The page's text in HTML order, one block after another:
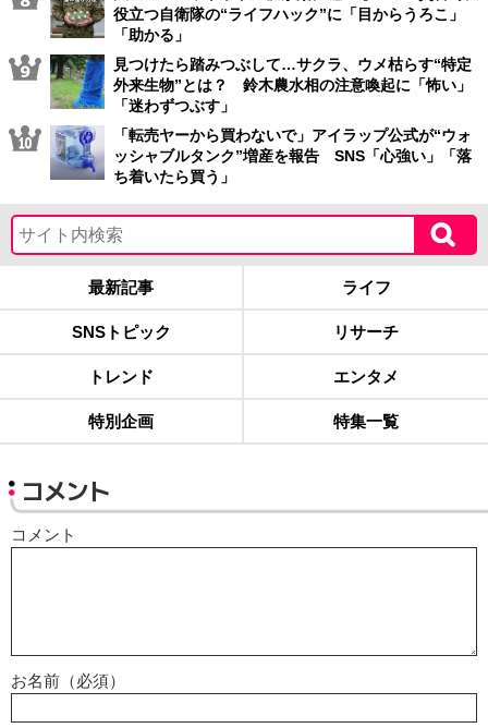
役立つ自衛隊の“ライフハック”に「目からうろこ」
「助かる」
見つけたら踏みつぶして…サクラ、ウメ枯らす“特定
外来生物”とは？ 鈴木農水相の注意喚起に「怖い」
「迷わずつぶす」
「転売ヤーから買わないで」アイラップ公式が“ウォ
ッシャブルタンク”増産を報告 SNS「心強い」「落
ち着いたら買う」
最新記事 ライフ
SNSトピック リサーチ
トレンド エンタメ
特別企画 特集一覧
コメント
コメント
お名前（必須）